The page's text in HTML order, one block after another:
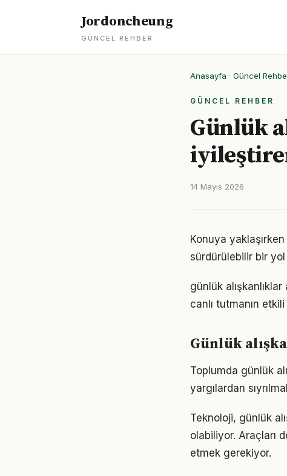
Jordoncheung
GÜNCEL REHBER
Anasayfa · Güncel
GÜNCEL REHBER
Günlük
14 Mayıs 2026
Konuya
sürdürülebilir bir yol
günlük
canlı tutmanın
Günlük
Toplumda günlük
yargılardan
Teknoloji, günlük
olabiliyor. Araçları
etmek gerekiyor.